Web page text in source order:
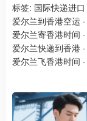
标签: 国际快递进口
爱尔兰到香港空运 ·
爱尔兰寄香港时间 ·
爱尔兰快递到香港 ·
爱尔兰飞香港时间 ·